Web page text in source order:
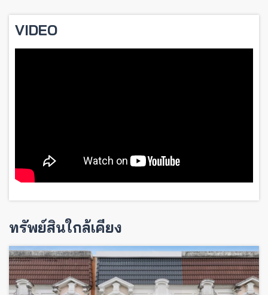
VIDEO
ทรัพย์สินใกล้เคียง